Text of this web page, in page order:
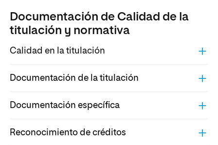
Documentación de Calidad de la
titulación y normativa
Calidad en la titulación
Documentación de la titulación
Documentación específica
Reconocimiento de créditos